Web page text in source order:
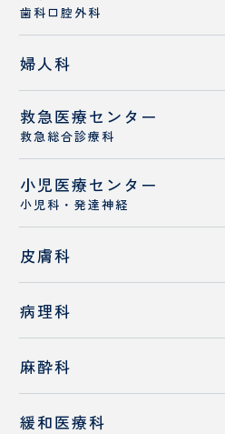
医師紹介
医師紹介
歯科口腔外科
センター案内
診療概要
医師紹介
婦人科
診療科案内
医師紹介
救急医療センター
救急総合診療科
救急医療センター案内
小児医療センター
小児科・発達神経
センター案内
医師紹介
専門外来
皮膚科
診療科案内
診療概要
医師紹介
病理科
診療科案内
医師紹介
麻酔科
診療科案内
緩和医療科